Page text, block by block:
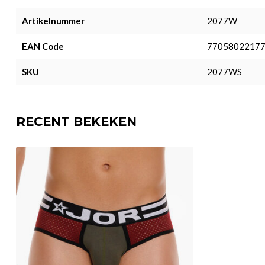
Artikelnummer 2077W
EAN Code
SKU 2077WS
RECENT BEKEKEN